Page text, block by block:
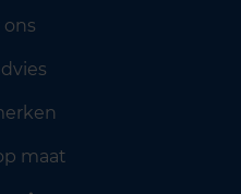
ons
maat